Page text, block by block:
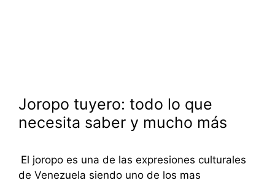
Joropo tuyero: todo lo que
necesita saber y mucho más
El joropo es una de las expresiones culturales
de Venezuela siendo uno de los mas